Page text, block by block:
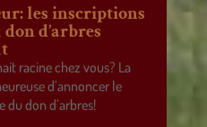
les inscriptions
d’arbres
racine chez vous? La
d’annoncer le
don d’arbres!